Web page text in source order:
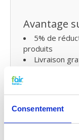
Consentement
Avantage
5% de
produits
Livraison
chaleur et